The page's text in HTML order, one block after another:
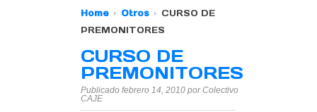
Home Otros
CURSO DE
PREMONITORES
CURSO DE
PREMONITORES
Publicado febrero 14, 2010 por Colectivo
CAJE